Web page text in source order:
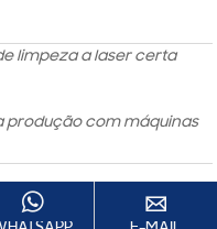
limpeza a laser certa
produção com máquinas
 